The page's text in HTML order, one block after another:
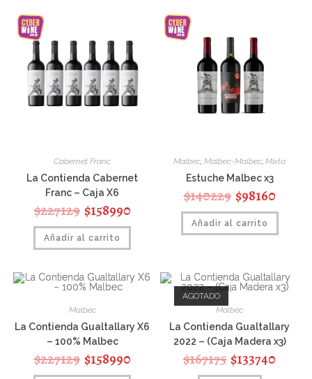
Cabernet Franc
La Contienda Cabernet
Franc – Caja X6
$227129 $158990
Añadir al carrito
Malbec ,Malbec-Malbec ,Mixta
Estuche Malbec x3
$140229 $98160
Añadir al carrito
Malbec
La Contienda Gualtallary X6
– 100% Malbec
$227129 $158990
AGOTADO
Malbec
La Contienda Gualtallary
2022 – (Caja Madera x3)
$167175 $133740